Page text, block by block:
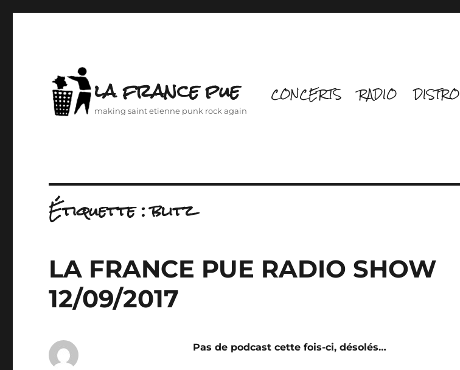
la france pue
making saint etienne punk rock again
CONCERTS RADIO DISTRO
Étiquette :blitz
LA FRANCE PUE RADIO SHOW
12/09/2017
Pas de podcast cette fois-ci, désolés…